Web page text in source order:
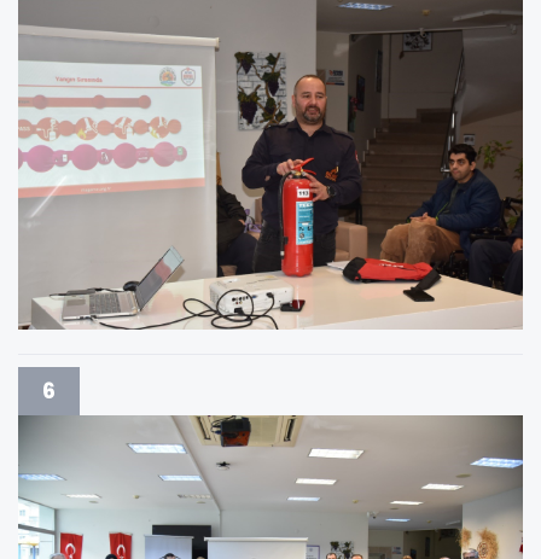
6